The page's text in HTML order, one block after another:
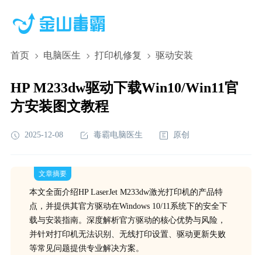
首页 电脑医生 打印机修复 驱动安装
HP M233dw驱动下载Win10/Win11官
方安装图文教程
2025-12-08 毒霸电脑医生 原创
文章摘要
本文全面介绍HP LaserJet M233dw激光打印机的产品特
点，并提供其官方驱动在Windows 10/11系统下的安全下
载与安装指南。深度解析官方驱动的核心优势与风险，
并针对打印机无法识别、无线打印设置、驱动更新失败
等常见问题提供专业解决方案。